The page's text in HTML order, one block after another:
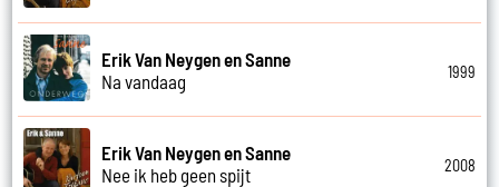
Erik Van Neygen en Sanne
Na vandaag
1999
Erik Van Neygen en Sanne
Nee ik heb geen spijt
2008